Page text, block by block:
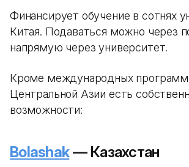
Финансирует обучение в сотнях
Китая. Подаваться можно через
напрямую через университет.
Кроме международных
Центральной Азии есть
возможности:
Bolashak— Казахстан